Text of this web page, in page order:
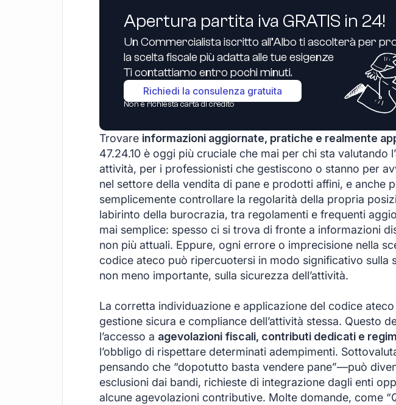
Apertura partita iva GRATIS in 24!
Un Commercialista iscritto all’Albo ti ascolterà per
la scelta fiscale più adatta alle tue esigenze
Ti contattiamo entro pochi minuti.
Richiedi la consulenza gratuita
Non è richiesta carta di credito
Trovare informazioni aggiornate, pratiche e realmente
47.24.10 è oggi più cruciale che mai per chi sta valutando
attività, per i professionisti che gestiscono o stanno per
nel settore della vendita di pane e prodotti affini, e anche
semplicemente controllare la regolarità della propria
labirinto della burocrazia, tra regolamenti e frequenti
mai semplice: spesso ci si trova di fronte a informazioni
non più attuali. Eppure, ogni errore o imprecisione nella
codice ateco può ripercuotersi in modo significativo sulla
non meno importante, sulla sicurezza dell’attività.
La corretta individuazione e applicazione del codice ateco
gestione sicura e compliance dell’attività stessa. Questo
l’accesso a agevolazioni fiscali, contributi dedicati e
l’obbligo di rispettare determinati adempimenti.
pensando che “dopotutto basta vendere pane”—può
esclusioni dai bandi, richieste di integrazione dagli enti
alcune agevolazioni contributive. Molte domande, come